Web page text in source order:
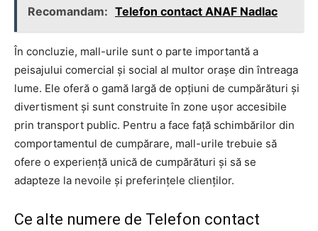
Recomandam: Telefon contact ANAF Nadlac
În concluzie, mall-urile sunt o parte importantă a
peisajului comercial și social al multor orașe din întreaga
lume. Ele oferă o gamă largă de opțiuni de cumpărături și
divertisment și sunt construite în zone ușor accesibile
prin transport public. Pentru a face față schimbărilor din
comportamentul de cumpărare, mall-urile trebuie să
ofere o experiență unică de cumpărături și să se
adapteze la nevoile și preferințele clienților.
Ce alte numere de Telefon contact